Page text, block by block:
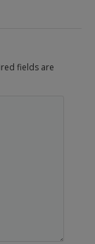
fields are